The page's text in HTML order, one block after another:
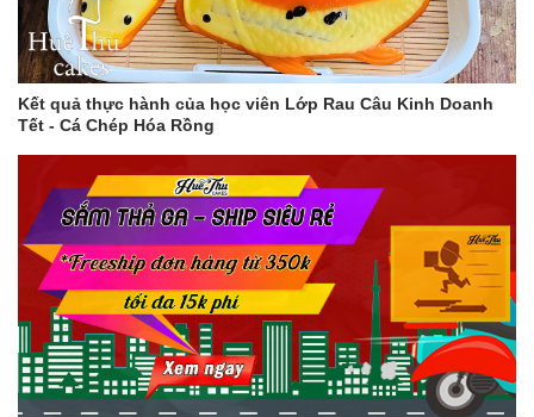
Kết quả thực hành của học viên Lớp Rau Câu Kinh Doanh
Tết - Cá Chép Hóa Rồng